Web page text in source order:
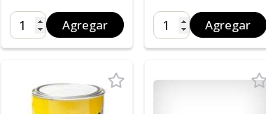
Agregar Agregar